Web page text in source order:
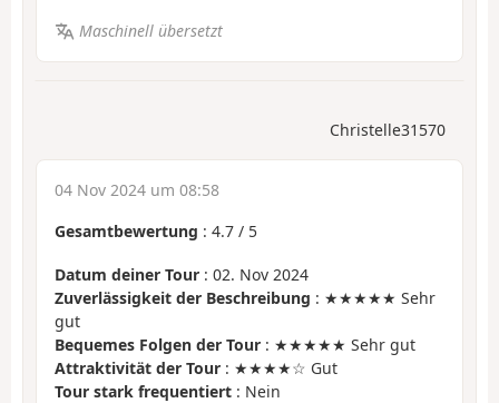
Maschinell übersetzt
Christelle31570
04 Nov 2024 um 08:58
Gesamtbewertung : 4.7 / 5
Datum deiner Tour : 02. Nov 2024
Zuverlässigkeit der Beschreibung : ★★★★★ Sehr
gut
Bequemes Folgen der Tour : ★★★★★ Sehr gut
Attraktivität der Tour : ★★★★☆ Gut
Tour stark frequentiert : Nein